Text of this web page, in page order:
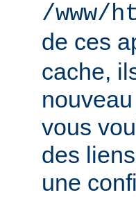
/www/
de ces
cache,
vous
des
une